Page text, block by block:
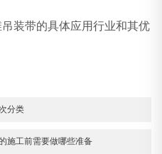
装带的具体应用行业和其优
分类
施工前需要做哪些准备